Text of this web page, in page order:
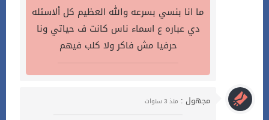
ما انا بنسي بسرعه والله العظيم كل ألاسئله
دي عباره ع اسماء ناس كانت ف حياتي ونا
حرفيا مش فاكر ولا كلب فيهم
مجهول : منذ 3 سنوات